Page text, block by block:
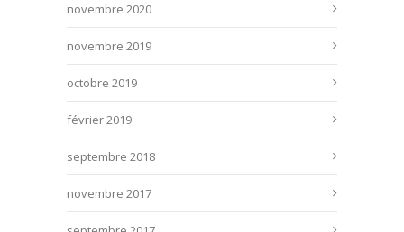
novembre 2020
novembre 2019
octobre 2019
février 2019
septembre 2018
novembre 2017